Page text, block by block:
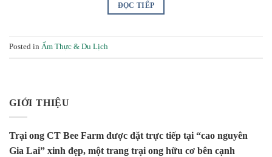
ĐỌC TIẾP
Posted in Ẩm Thực & Du Lịch
GIỚI THIỆU
Trại ong CT Bee Farm được đặt trực tiếp tại “cao nguyên
Gia Lai” xinh đẹp, một trang trại ong hữu cơ bên cạnh